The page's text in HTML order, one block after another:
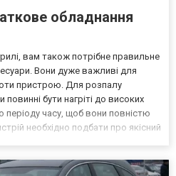
обладнання
вам також потрібне правильне
Вони дуже важливі для
пристрою. Для розпалу
бути нагріті до високих
періоду часу, щоб вони повністю
необхідно подбати про якісний